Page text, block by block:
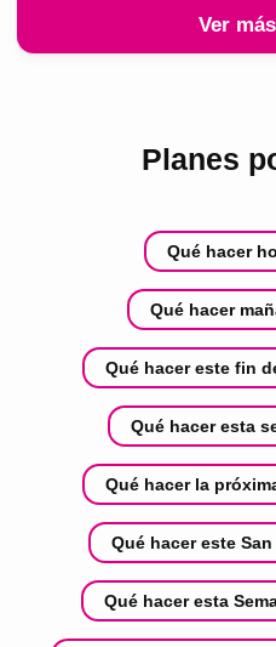
Ver
Planes
Qué hacer
Qué hacer
Qué hacer este fin
Qué hacer esta
Qué hacer la
Qué hacer este
Qué hacer esta